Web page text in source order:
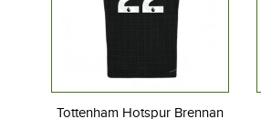
Tottenham Hotspur Brennan